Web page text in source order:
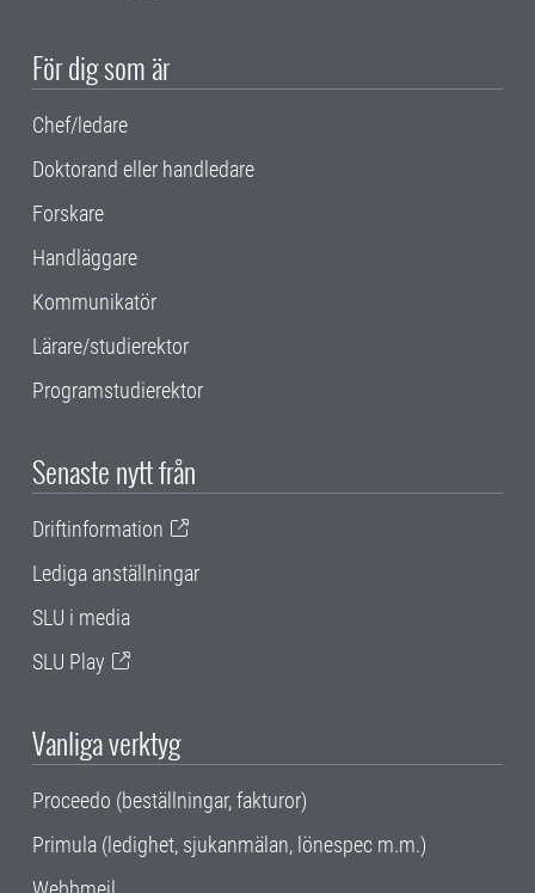
För dig som är
Chef/ledare
Doktorand eller handledare
Forskare
Handläggare
Kommunikatör
Lärare/studierektor
Programstudierektor
Senaste nytt från
Driftinformation
Lediga anställningar
SLU i media
SLU Play
Vanliga verktyg
Proceedo (beställningar, fakturor)
Primula (ledighet, sjukanmälan, lönespec m.m.)